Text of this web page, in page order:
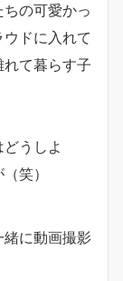
の可愛かっ
ドに入れて
て暮らす子
うしよ
笑）
に動画撮影